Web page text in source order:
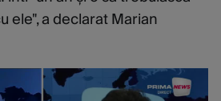
ele", a declarat Marian